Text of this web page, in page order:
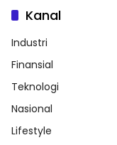
Kanal
Industri
Finansial
Teknologi
Nasional
Lifestyle